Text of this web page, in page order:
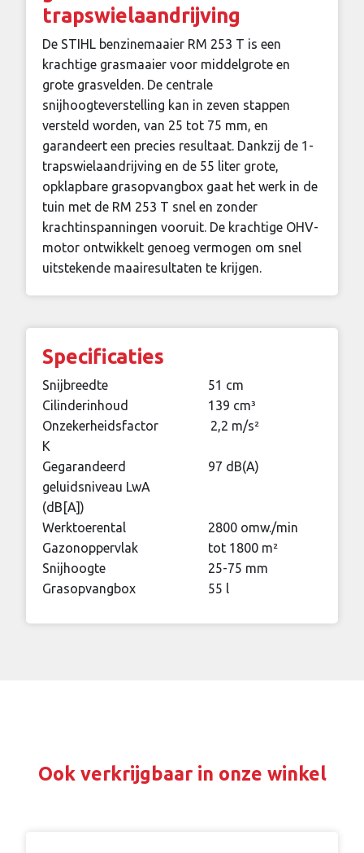
trapswielaandrijving
De STIHL benzinemaaier RM 253 T is een
krachtige grasmaaier voor middelgrote en
grote grasvelden. De centrale
snijhoogteverstelling kan in zeven stappen
versteld worden, van 25 tot 75 mm, en
garandeert een precies resultaat. Dankzij de 1-
trapswielaandrijving en de 55 liter grote,
opklapbare grasopvangbox gaat het werk in de
tuin met de RM 253 T snel en zonder
krachtinspanningen vooruit. De krachtige OHV-
motor ontwikkelt genoeg vermogen om snel
uitstekende maairesultaten te krijgen.
Specificaties
Snijbreedte
51 cm
Cilinderinhoud
139 cm³
Onzekerheidsfactor
K
2,2 m/s²
Gegarandeerd
geluidsniveau LwA
(dB[A])
97 dB(A)
Werktoerental
2800 omw./min
Gazonoppervlak
tot 1800 m²
Snijhoogte
25-75 mm
Grasopvangbox
55 l
Ook verkrijgbaar in onze winkel